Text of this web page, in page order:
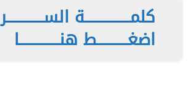
كلمـــــــــــــــة الســــــــــــر
اضغــــــــــط هنـــــــــــــا